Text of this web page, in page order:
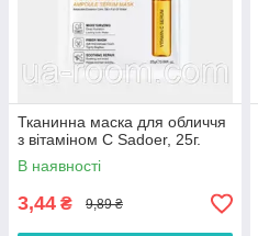
Тканинна маска для обличчя
з вітаміном С Sadoer, 25г.
В наявності
3,44 ₴ 9,89 ₴